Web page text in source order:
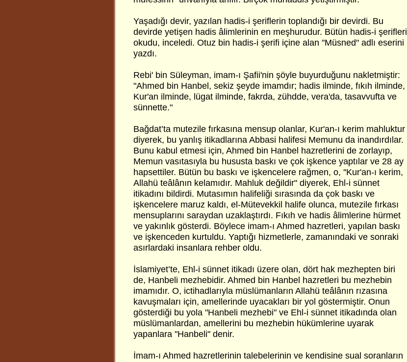
Yaşadığı devir, yazılan hadis-i şeriflerin toplandığı bir devirdi. Bu
devirde yetişen hadis âlimlerinin en meşhurudur. Bütün hadis-i şerifleri
okudu, inceledi. Otuz bin hadis-i şerifi içine alan "Müsned" adlı eserini
yazdı.
Rebi' bin Süleyman, imam-ı Şafii'nin şöyle buyurduğunu nakletmiştir:
"Ahmed bin Hanbel, sekiz şeyde imamdır; hadis ilminde, fıkıh ilminde,
Kur'an ilminde, lügat ilminde, fakrda, zühdde, vera'da, tasavvufta ve
sünnette."
Bağdat’ta mutezile fırkasına mensup olanlar, Kur'an-ı kerim mahluktur
diyerek, bu yanlış itikadlarına Abbasi halifesi Memunu da inandırdılar.
Bunu kabul etmesi için, Ahmed bin Hanbel hazretlerini de zorlayıp,
Memun vasıtasıyla bu hususta baskı ve çok işkence yaptılar ve 28 ay
hapsettiler. Bütün bu baskı ve işkencelere rağmen, o, ''Kur'an-ı kerim,
Allahü teâlânın kelamıdır. Mahluk değildir" diyerek, Ehl-i sünnet
itikadını bildirdi. Mutasımın halifeliği sırasında da çok baskı ve
işkencelere maruz kaldı, el-Mütevekkil halife olunca, mutezile fırkası
mensuplarını saraydan uzaklaştırdı. Fıkıh ve hadis âlimlerine hürmet
ve yakınlık gösterdi. Böylece imam-ı Ahmed hazretleri, yapılan baskı
ve işkenceden kurtuldu. Yaptığı hizmetlerle, zamanındaki ve sonraki
asırlardaki insanlara rehber oldu.
İslamiyet’te, Ehl-i sünnet itikadı üzere olan, dört hak mezhepten biri
de, Hanbeli mezhebidir. Ahmed bin Hanbel hazretleri bu mezhebin
imamıdır. O, ictihadlarıyla müslümanların Allahü teâlânın rızasına
kavuşmaları için, amellerinde uyacakları bir yol göstermiştir. Onun
gösterdiği bu yola "Hanbeli mezhebi" ve Ehl-i sünnet itikadında olan
müslümanlardan, amellerini bu mezhebin hükümlerine uyarak
yapanlara "Hanbeli" denir.
İmam-ı Ahmed hazretlerinin talebelerinin ve kendisine sual soranların